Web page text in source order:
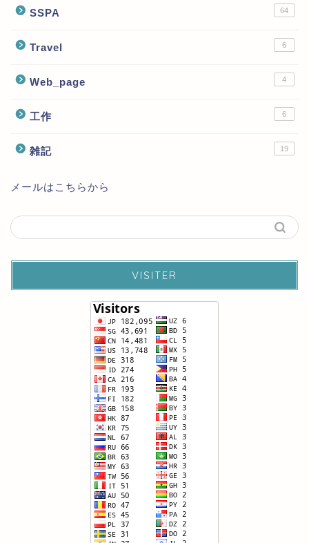
SSPA 64
Travel 6
Web_page 4
工作 6
雑記 19
メールはこちらから
VISITER